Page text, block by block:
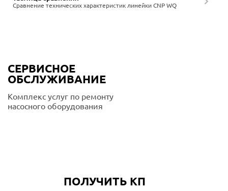
Сравнение технических характеристик линейки CNP WQ
СЕРВИСНОЕ
ОБСЛУЖИВАНИЕ
Комплекс услуг по ремонту
насосного оборудования
ПОЛУЧИТЬ КП